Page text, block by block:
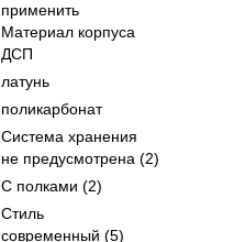
применить
Материал корпуса
ДСП
латунь
поликарбонат
Система хранения
не предусмотрена (2)
С полками (2)
Стиль
современный (5)